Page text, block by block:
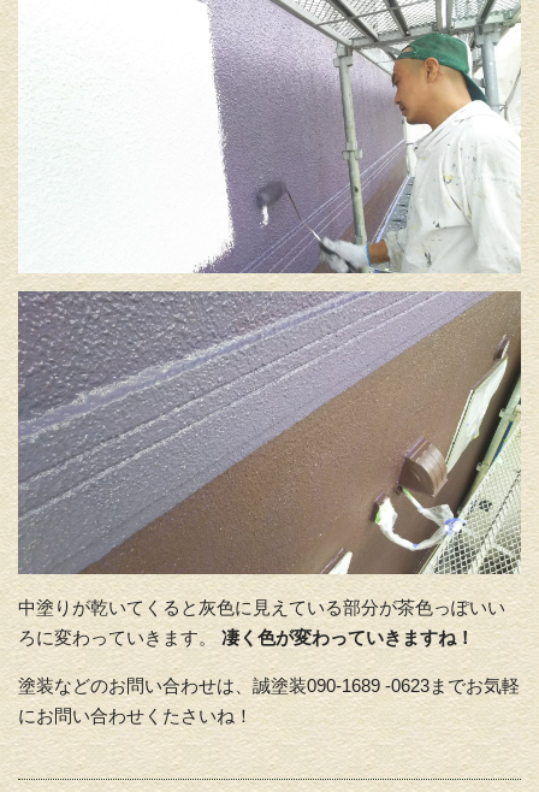
中塗りが乾いてくると灰色に見えている部分が茶色っぽいい
ろに変わっていきます。 凄く色が変わっていきますね！
塗装などのお問い合わせは、誠塗装090-1689 -0623までお気軽
にお問い合わせくたさいね！